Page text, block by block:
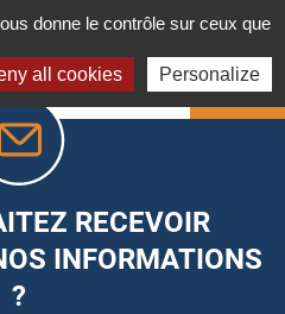
HAUT
RECEVOIR
INFORMATIONS
?
donne le contrôle sur ceux que
all cookies Personalize